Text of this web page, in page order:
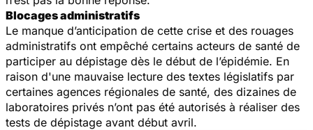
Blocages administratifs
Le manque d’anticipation de cette crise et des rouages
administratifs ont empêché certains acteurs de santé de
participer au dépistage dès le début de l’épidémie. En
raison d'une mauvaise lecture des textes législatifs par
certaines agences régionales de santé, des dizaines de
laboratoires privés n’ont pas été autorisés à réaliser des
tests de dépistage avant début avril.